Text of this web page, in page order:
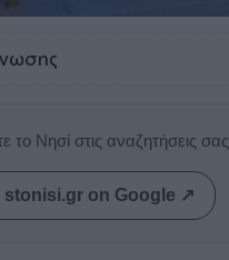
το Νησί στις αναζητήσεις σας
stonisi.gr on Google ↗